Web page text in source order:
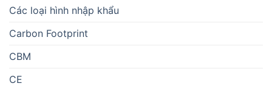
Các loại hình nhập khẩu
Carbon Footprint
CBM
CE